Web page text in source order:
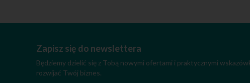
Zapisz się do newslettera
Będziemy dzielić się z Tobą nowymi ofertami i praktycznymi
rozwijać Twój biznes.